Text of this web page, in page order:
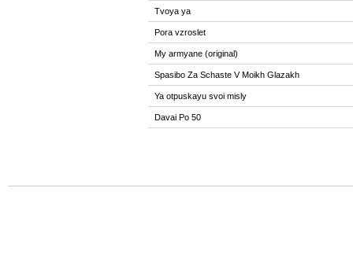
Tvoya ya
Pora vzroslet
My armyane (original)
Spasibo Za Schaste V Moikh Glazakh
Ya otpuskayu svoi misly
Davai Po 50